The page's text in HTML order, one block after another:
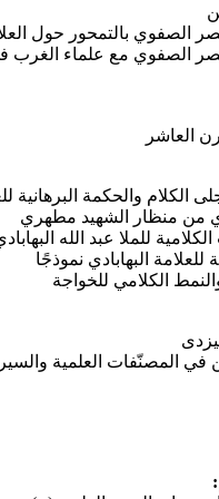
الصفوي بالتمحور حول
الصفوي مع علماء الغرب
العاشر
من منظار الشهيد مطهري
للملا عبد الله
البهابادي نموذجًا
الكلامي للخواجة
في المصنّفات العلمية
: